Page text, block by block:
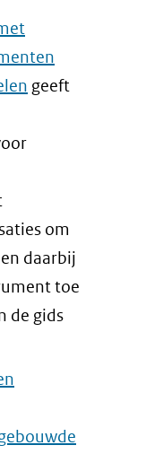
geeft
om
daarbij
toe
de gids